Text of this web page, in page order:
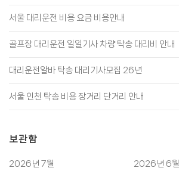
서울 대리운전 비용 요금 비용안내
골프장 대리운전 일일기사 차량 탁송 대리비 안내
대리운전알바 탁송 대리기사모집 26년
서울 인천 탁송 비용 장거리 단거리 안내
보관함
2026년 7월
2026년 6월